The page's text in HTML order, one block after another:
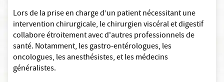
Lors de la prise en charge d’un patient nécessitant une
intervention chirurgicale, le chirurgien viscéral et digestif
collabore étroitement avec d'autres professionnels de
santé. Notamment, les gastro-entérologues, les
oncologues, les anesthésistes, et les médecins
généralistes.